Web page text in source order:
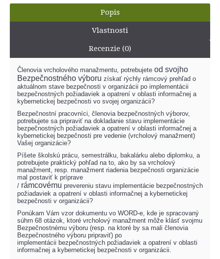
Popis
Vlastnosti
Recenzie (0)
Členovia vrcholového manažmentu, potrebujete od svojho
Bezpečnostného výboru získať rýchly rámcový prehľad o
aktuálnom stave bezpečnosti v organizácii po implementácii
bezpečnostných požiadaviek a opatrení v oblasti informačnej a
kybernetickej bezpečnosti vo svojej organizácii?
Bezpečnostní pracovníci, členovia bezpečnostných výborov,
potrebujete sa pripraviť na dokladanie stavu implementácie
bezpečnostných požiadaviek a opatrení v oblasti informačnej a
kybernetickej bezpečnosti pre vedenie (vrcholový manažment)
Vašej organizácie?
Píšete školskú prácu, semestrálku, bakalárku alebo diplomku, a
potrebujete praktický pohľad na to, ako by sa vrcholový
manažment, resp. manažment riadenia bezpečnosti organizácie
mal postaviť k príprave
/ rámcovému prevereniu stavu implementácie bezpečnostných
požiadaviek a opatrení v oblasti informačnej a kybernetickej
bezpečnosti v organizácii?
Ponúkam Vám vzor dokumentu vo WORD-e, kde je spracovaný
súhrn 68 otázok, ktoré vrcholový manažment môže klásť svojmu
Bezpečnostnému výboru (resp. na ktoré by sa mali členovia
Bezpečnostného výboru pripraviť) po
implementácii bezpečnostných požiadaviek a opatrení v oblasti
informačnej a kybernetickej bezpečnosti v organizácii.